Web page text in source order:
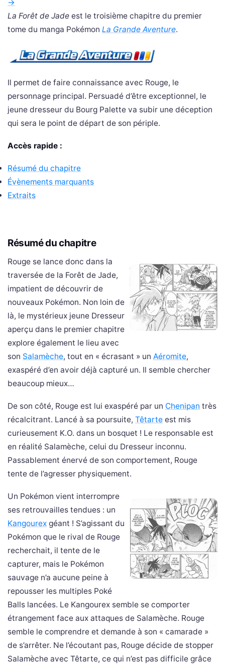
→
La Forêt de Jade est le troisième chapitre du premier
tome du manga Pokémon La Grande Aventure.
Il permet de faire connaissance avec Rouge, le
personnage principal. Persuadé d’être exceptionnel, le
jeune dresseur du Bourg Palette va subir une déception
qui sera le point de départ de son périple.
Accès rapide :
Résumé du chapitre
Évènements marquants
Extraits
Résumé du chapitre
Rouge se lance donc dans la
traversée de la Forêt de Jade,
impatient de découvrir de
nouveaux Pokémon. Non loin de
là, le mystérieux jeune Dresseur
aperçu dans le premier chapitre
explore également le lieu avec
son Salamèche, tout en « écrasant » un Aéromite,
exaspéré d’en avoir déjà capturé un. Il semble chercher
beaucoup mieux…
De son côté, Rouge est lui exaspéré par un Chenipan très
récalcitrant. Lancé à sa poursuite, Têtarte est mis
curieusement K.O. dans un bosquet ! Le responsable est
en réalité Salamèche, celui du Dresseur inconnu.
Passablement énervé de son comportement, Rouge
tente de l’agresser physiquement.
Un Pokémon vient interrompre
ses retrouvailles tendues : un
Kangourex géant ! S’agissant du
Pokémon que le rival de Rouge
recherchait, il tente de le
capturer, mais le Pokémon
sauvage n’a aucune peine à
repousser les multiples Poké
Balls lancées. Le Kangourex semble se comporter
étrangement face aux attaques de Salamèche. Rouge
semble le comprendre et demande à son « camarade »
de s’arrêter. Ne l’écoutant pas, Rouge décide de stopper
Salamèche avec Têtarte, ce qui n’est pas difficile grâce